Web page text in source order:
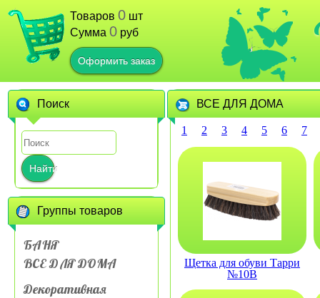
Товаров 0 шт
Сумма 0 руб
Оформить заказ
Поиск
Найти
Группы товаров
БАНЯ
ВСЕ ДЛЯ ДОМА
Декоративная
ВСЕ ДЛЯ ДОМА
1 2 3 4 5 6 7
Щетка для обуви Тарри
№10В